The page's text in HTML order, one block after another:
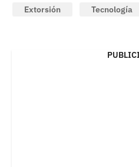
Extorsión Tecnología